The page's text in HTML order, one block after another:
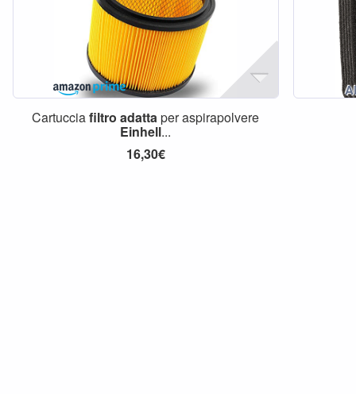
Cartucciafiltro adattaper aspirapolvere
Einhell...
16,30€